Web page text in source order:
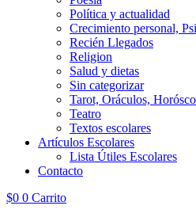
Política y actualidad
Crecimiento personal,
Recién Llegados
Religion
Salud y dietas
Sin categorizar
Tarot, Oráculos,
Teatro
Textos escolares
Artículos Escolares
Lista Útiles Escolares
Contacto
$0 0 Carrito